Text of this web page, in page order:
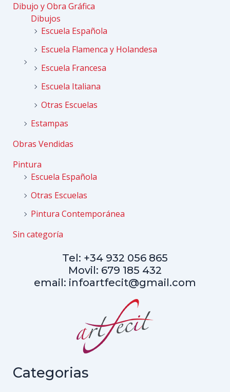
Dibujo y Obra Gráfica
Dibujos
Escuela Española
Escuela Flamenca y Holandesa
Escuela Francesa
Escuela Italiana
Otras Escuelas
Estampas
Obras Vendidas
Pintura
Escuela Española
Otras Escuelas
Pintura Contemporánea
Sin categoría
Tel: +34 932 056 865
Movil: 679 185 432
email: infoartfecit@gmail.com
Categorias